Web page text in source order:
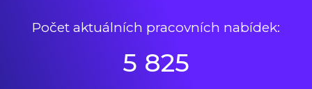
Počet aktuálních pracovních nabídek:
5 825